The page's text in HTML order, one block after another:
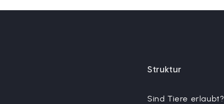
Struktur
Sind Tiere erlaubt?